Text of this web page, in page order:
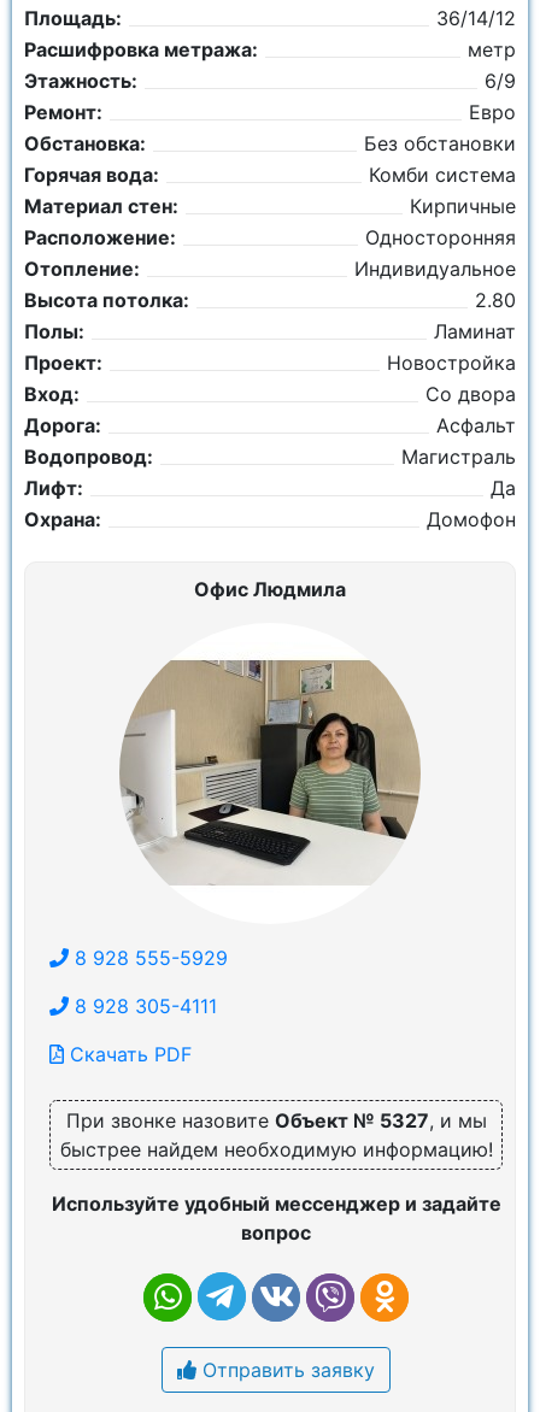
Площадь:
36/14/12
Расшифровка метража:
метр
Этажность:
6/9
Ремонт:
Евро
Обстановка:
Без обстановки
Горячая вода:
Комби система
Материал стен:
Кирпичные
Расположение:
Односторонняя
Отопление:
Индивидуальное
Высота потолка:
2.80
Полы:
Ламинат
Проект:
Новостройка
Вход:
Со двора
Дорога:
Асфальт
Водопровод:
Магистраль
Лифт:
Да
Охрана:
Домофон
Офис Людмила
8 928 555-5929
8 928 305-4111
Скачать PDF
При звонке назовите Объект № 5327, и мы
быстрее найдем необходимую информацию!
Используйте удобный мессенджер и задайте
вопрос
Отправить заявку